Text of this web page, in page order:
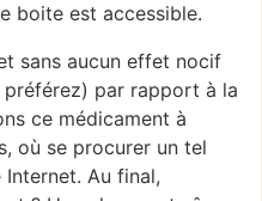
boite est accessible.
sans aucun effet nocif
par rapport à la
ce médicament à
où se procurer un tel
Au final,